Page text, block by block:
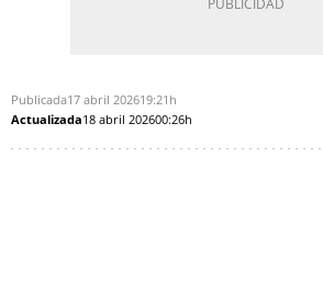
Publicada17 abril 202619:21h
Actualizada18 abril 202600:26h